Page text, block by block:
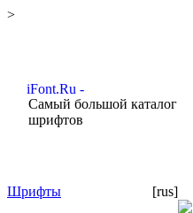
>
Самый большой каталог
шрифтов
Шрифты
[rus]